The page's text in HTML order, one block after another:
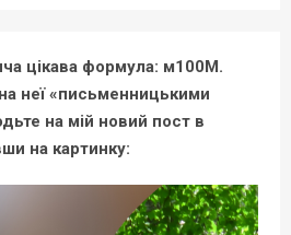
цікава формула: м100М.
неї «письменницькими
на мій новий пост в
на картинку: